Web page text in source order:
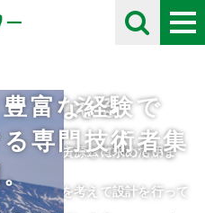
を考える
限られた資源を有効に活用し
来の自然を考えて設計を行って
報
める人をチームに求めていま
富な経験で
専門技術者集
せ